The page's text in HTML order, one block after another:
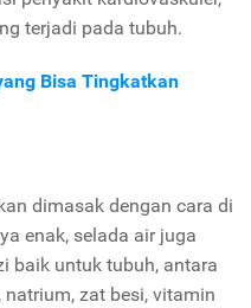
terjadi pada tubuh.
Bisa Tingkatkan
dimasak dengan cara di
enak, selada air juga
baik untuk tubuh, antara
natrium, zat besi, vitamin